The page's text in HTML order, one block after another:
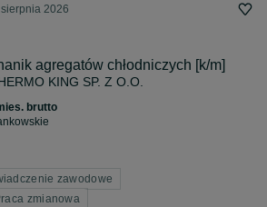
2026
agregatów chłodniczych [k/m]
KING SP. Z O.O.
brutto
zawodowe
zmianowa